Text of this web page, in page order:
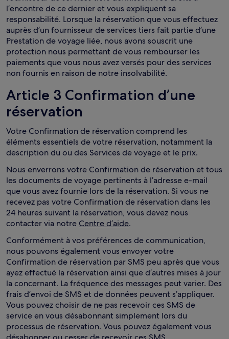
l’encontre de ce dernier et vous expliquent sa
responsabilité. Lorsque la réservation que vous effectuez
auprès d’un fournisseur de services tiers fait partie d’une
Prestation de voyage liée, nous avons souscrit une
protection nous permettant de vous rembourser les
paiements que vous nous avez versés pour des services
non fournis en raison de notre insolvabilité.
Article 3 Confirmation d’une
réservation
Votre Confirmation de réservation comprend les
éléments essentiels de votre réservation, notamment la
description du ou des Services de voyage et le prix.
Nous enverrons votre Confirmation de réservation et tous
les documents de voyage pertinents à l’adresse e-mail
que vous avez fournie lors de la réservation. Si vous ne
recevez pas votre Confirmation de réservation dans les
24 heures suivant la réservation, vous devez nous
contacter via notre Centre d’aide.
Conformément à vos préférences de communication,
nous pouvons également vous envoyer votre
Confirmation de réservation par SMS peu après que vous
ayez effectué la réservation ainsi que d’autres mises à jour
la concernant. La fréquence des messages peut varier. Des
frais d’envoi de SMS et de données peuvent s’appliquer.
Vous pouvez choisir de ne pas recevoir ces SMS de
service en vous désabonnant simplement lors du
processus de réservation. Vous pouvez également vous